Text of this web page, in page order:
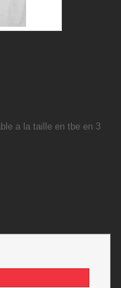
a la taille en tbe en 3